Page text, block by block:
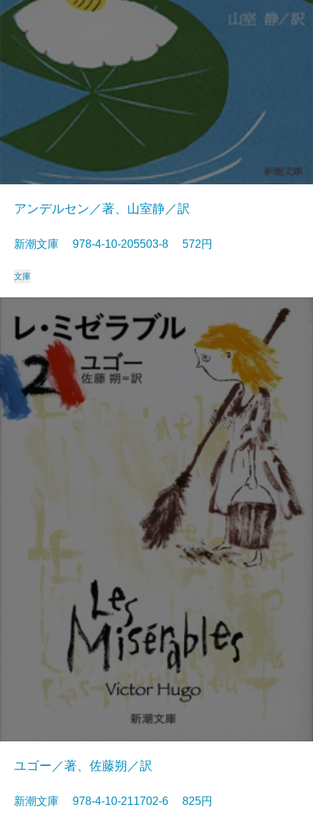
アンデルセン／著、山室静／訳
新潮文庫 978-4-10-205503-8 572円
文庫
ユゴー／著、佐藤朔／訳
新潮文庫 978-4-10-211702-6 825円